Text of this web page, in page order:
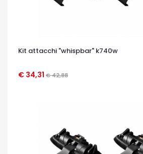
Kit attacchi "whispbar" k740w
€ 34,31 € 42,88
OCCHIATA VELOCE